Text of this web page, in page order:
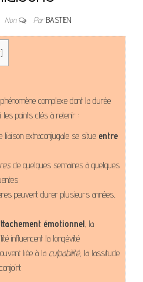
Non ParBASTIEN
]
complexe dont la durée
les points clés à retenir :
liaison extraconjugale se situe entre
de quelques semaines à quelques
peuvent durer plusieurs années,
émotionnel, la
influencent la longévité
liée à la culpabilité, la lassitude